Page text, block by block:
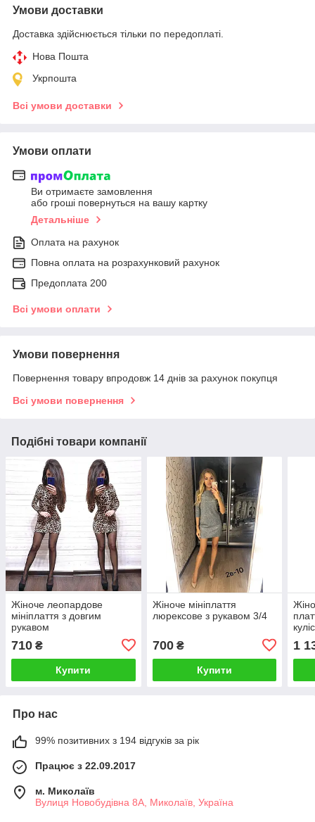
Умови доставки
Доставка здійснюється тільки по передоплаті.
Нова Пошта
Укрпошта
Всі умови доставки
Умови оплати
Ви отримаєте замовлення
або гроші повернуться на вашу картку
Детальніше
Оплата на рахунок
Повна оплата на розрахунковий рахунок
Предоплата 200
Всі умови оплати
Умови повернення
Повернення товару впродовж 14 днів за рахунок покупця
Всі умови повернення
Подібні товари компанії
Жіноче леопардове
мініплаття з довгим
рукавом
710 ₴
Купити
Жіноче мініплаття
люрексове з рукавом 3/4
700₴
Купити
1
Про нас
99% позитивних з 194 відгуків за рік
Працює з 22.09.2017
м. Миколаїв
Вулиця Новобудівна 8А, Миколаїв, Україна